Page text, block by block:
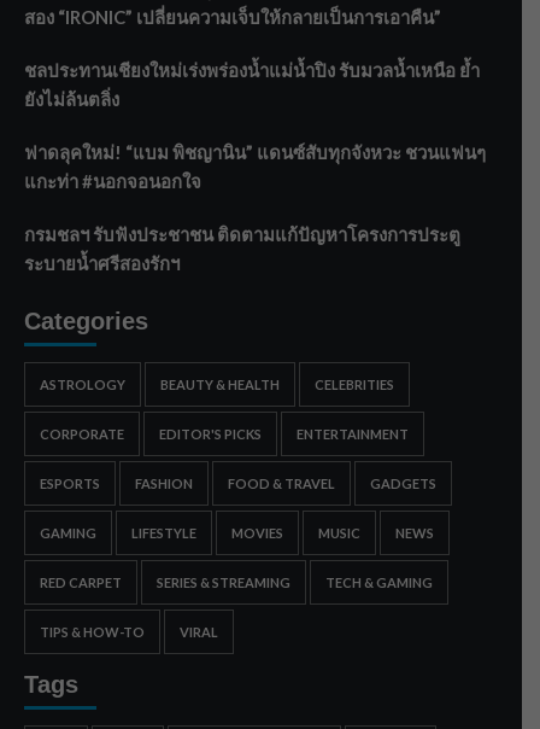
สอง “IRONIC” เปลี่ยนความเจ็บให้กลายเป็นการเอาคืน”
ชลประทานเชียงใหม่เร่งพร่องน้ำแม่น้ำปิง รับมวลน้ำเหนือ ย้ำ
ยังไม่ล้นตลิ่ง
ฟาดลุคใหม่! “แบม พิชญานิน” แดนซ์สับทุกจังหวะ ชวนแฟนๆ
แกะท่า #นอกจอนอกใจ
กรมชลฯ รับฟังประชาชน ติดตามแก้ปัญหาโครงการประตู
ระบายน้ำศรีสองรักฯ
Categories
ASTROLOGY BEAUTY & HEALTH CELEBRITIES
CORPORATE EDITOR'S PICKS ENTERTAINMENT
ESPORTS FASHION FOOD & TRAVEL GADGETS
GAMING LIFESTYLE MOVIES MUSIC NEWS
RED CARPET SERIES & STREAMING TECH & GAMING
TIPS & HOW-TO VIRAL
Tags